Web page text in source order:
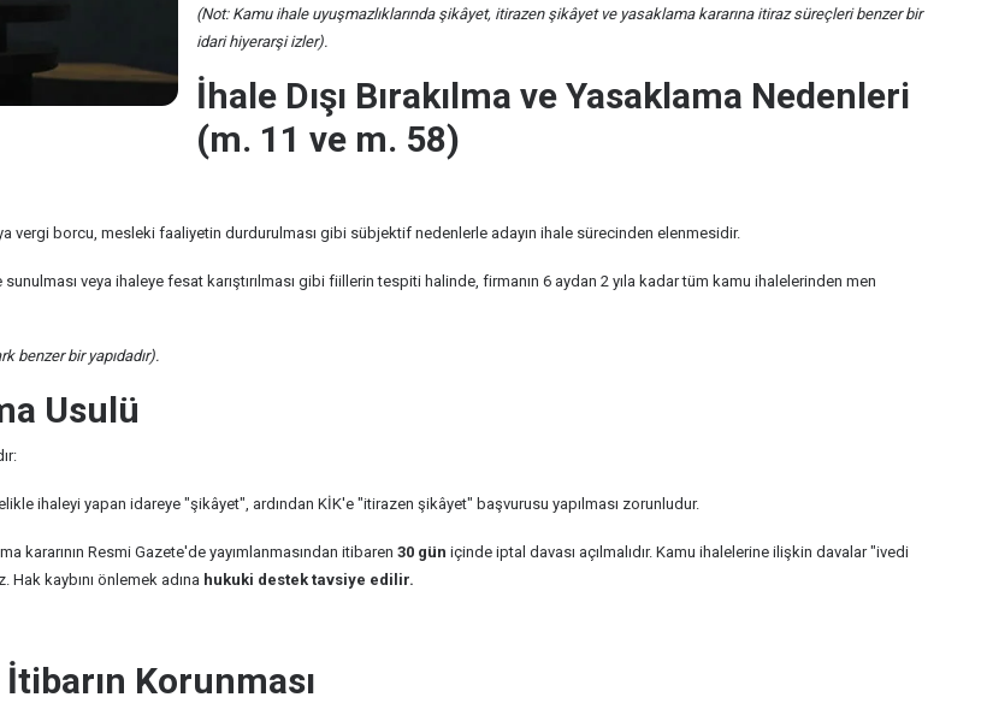
(Not: Kamu ihale uyuşmazlıklarında şikâyet, itirazen şikâyet ve yasaklama kararına itiraz süreçleri benzer bir
idari hiyerarşi izler).
İhale Dışı Bırakılma ve Yasaklama Nedenleri
(m. 11 ve m. 58)
vergi borcu, mesleki faaliyetin durdurulması gibi sübjektif nedenlerle adayın ihale sürecinden elenmesidir.
veya ihaleye fesat karıştırılması gibi fiillerin tespiti halinde, firmanın 6 aydan 2 yıla kadar tüm kamu ihalelerinden men
benzer bir yapıdadır).
Usulü
ihaleyi yapan idareye "şikâyet", ardından KİK'e "itirazen şikâyet" başvurusu yapılması zorunludur.
kararının Resmi Gazete'de yayımlanmasından itibaren 30 gün içinde iptal davası açılmalıdır. Kamu ihalelerine ilişkin davalar "ivedi
kaybını önlemek adına hukuki destek tavsiye edilir.
Korunması